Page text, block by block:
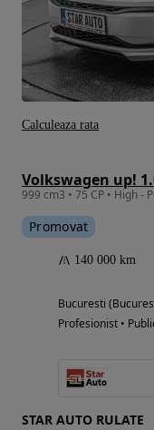
Volkswagen up!
Promovat
140 000 km
Bucuresti
Profesionist •
STAR AUTO RULATE
Calculeaza rata